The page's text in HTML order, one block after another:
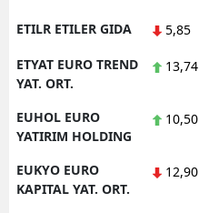
ETILR ETILER GIDA 5,85
ETYAT EURO TREND
YAT. ORT.
13,74
EUHOL EURO
YATIRIM HOLDING
10,50
EUKYO EURO
KAPITAL YAT. ORT.
12,90